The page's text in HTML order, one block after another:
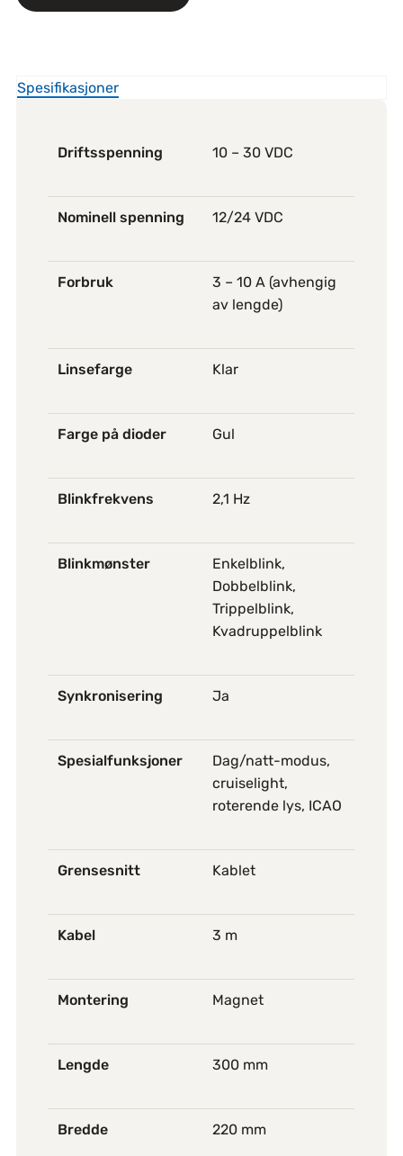
Spesifikasjoner
Driftsspenning 10 – 30 VDC
Nominell spenning 12/24 VDC
Forbruk
3 – 10 A (avhengig
av lengde)
Linsefarge Klar
Farge på dioder Gul
Blinkfrekvens 2,1 Hz
Blinkmønster
Enkelblink,
Dobbelblink,
Trippelblink,
Kvadruppelblink
Synkronisering Ja
Spesialfunksjoner
Dag/natt-modus,
cruiselight,
roterende lys, ICAO
Grensesnitt Kablet
Kabel 3 m
Montering Magnet
Lengde 300 mm
Bredde 220 mm